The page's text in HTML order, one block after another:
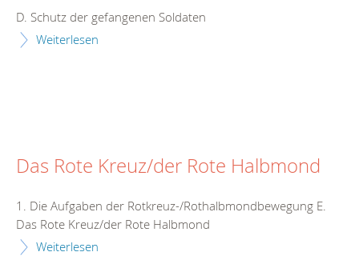
D. Schutz der gefangenen Soldaten
Weiterlesen
Das Rote Kreuz/der Rote Halbmond
1. Die Aufgaben der Rotkreuz-/Rothalbmondbewegung E.
Das Rote Kreuz/der Rote Halbmond
Weiterlesen